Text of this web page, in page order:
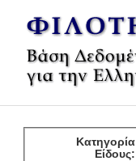
Κατηγορία
Είδους: